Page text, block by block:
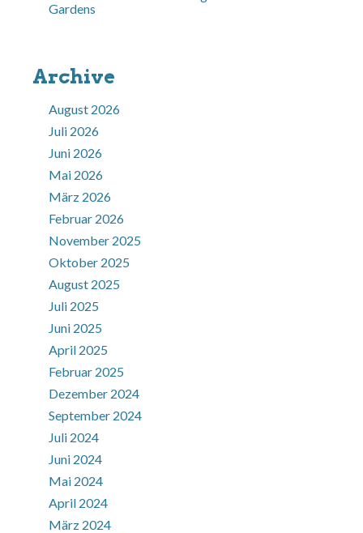
Gardens
Archive
August 2026
Juli 2026
Juni 2026
Mai 2026
März 2026
Februar 2026
November 2025
Oktober 2025
August 2025
Juli 2025
Juni 2025
April 2025
Februar 2025
Dezember 2024
September 2024
Juli 2024
Juni 2024
Mai 2024
April 2024
März 2024